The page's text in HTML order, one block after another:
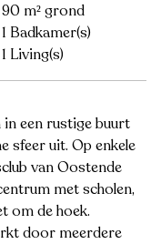
90 m² grond
1 Badkamer(s)
1 Living(s)
in een rustige buurt
sfeer uit. Op enkele
van Oostende
met scholen,
om de hoek.
door meerdere